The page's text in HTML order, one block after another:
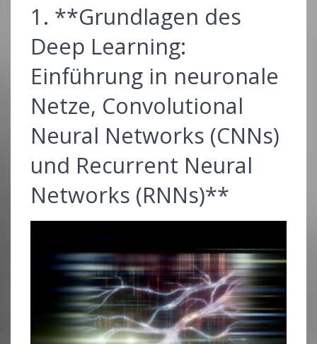
1. **Grundlagen des
Deep Learning:
Einführung in neuronale
Netze, Convolutional
Neural Networks (CNNs)
und Recurrent Neural
Networks (RNNs)**